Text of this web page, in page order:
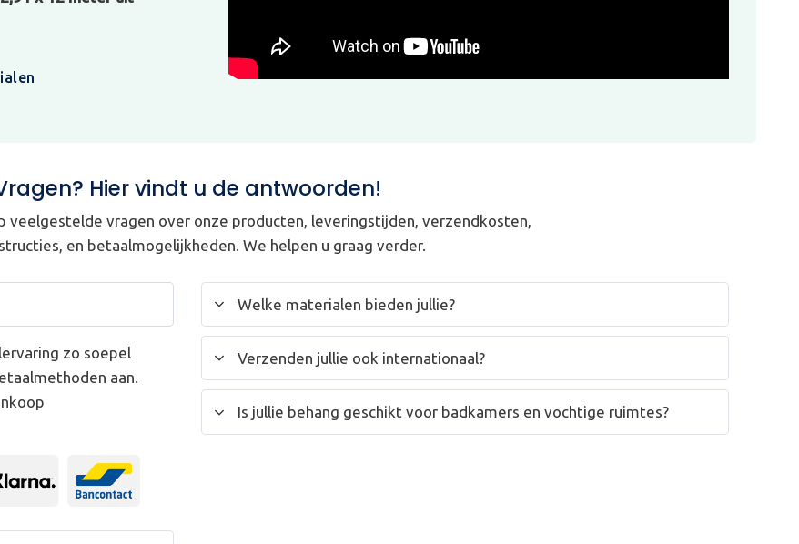
Hier vindt u de antwoorden!
veelgestelde vragen over onze producten, leveringstijden, verzendkosten,
en betaalmogelijkheden. We helpen u graag verder.
zo soepel
aan.
Welke materialen bieden jullie?
Verzenden jullie ook internationaal?
Is jullie behang geschikt voor badkamers en vochtige ruimtes?